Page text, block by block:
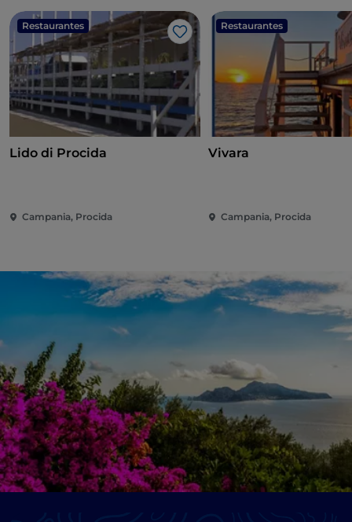
Restaurantes
Gosto
Lido di Procida
Campania, Procida
Restaurantes
Vivara
Campania, Procida